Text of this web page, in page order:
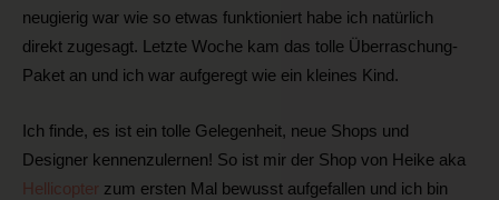
neugierig war wie so etwas funktioniert habe ich natürlich
direkt zugesagt. Letzte Woche kam das tolle Überraschung-
Paket an und ich war aufgeregt wie ein kleines Kind.
Ich finde, es ist ein tolle Gelegenheit, neue Shops und
Designer kennenzulernen! So ist mir der Shop von Heike aka
Hellicopter zum ersten Mal bewusst aufgefallen und ich bin